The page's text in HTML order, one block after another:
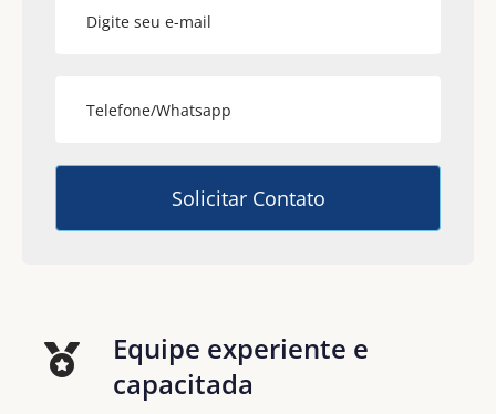
Equipe experiente e
capacitada